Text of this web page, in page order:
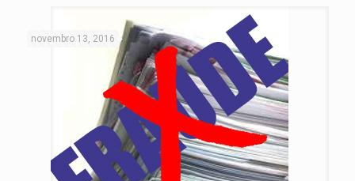
novembro 13, 2016